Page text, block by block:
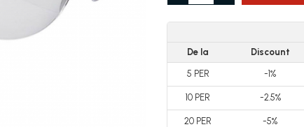
De la
Discount
5 PER -1%
10 PER -2.5%
20 PER -5%